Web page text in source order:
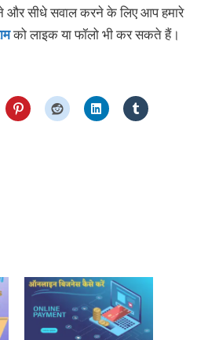
सीधे सवाल करने के लिए आप हमारे
को लाइक या फॉलो भी कर सकते हैं।